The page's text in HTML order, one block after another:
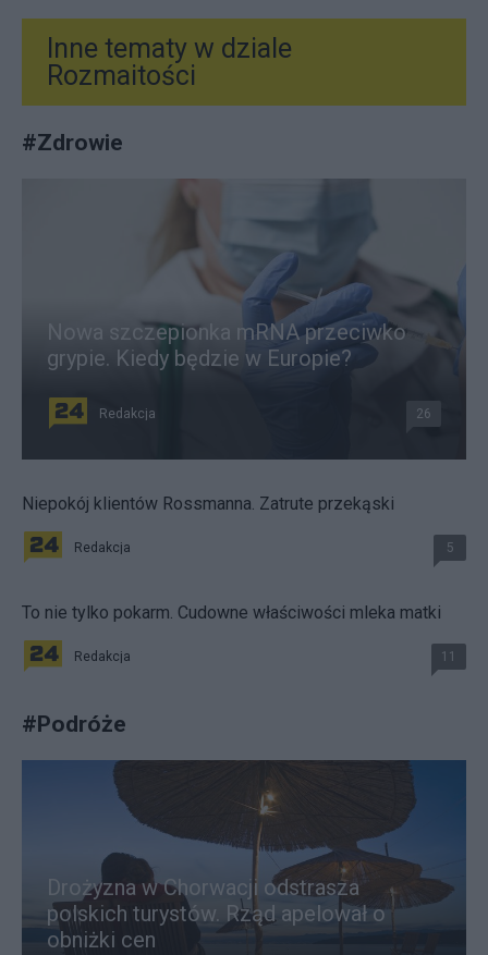
Inne tematy w dziale
Rozmaitości
#Zdrowie
Nowa szczepionka mRNA przeciwko
grypie. Kiedy będzie w Europie?
Redakcja 26
Niepokój klientów Rossmanna. Zatrute przekąski
Redakcja 5
To nie tylko pokarm. Cudowne właściwości mleka matki
Redakcja 11
#Podróże
Drożyzna w Chorwacji odstrasza
polskich turystów. Rząd apelował o
obniżki cen